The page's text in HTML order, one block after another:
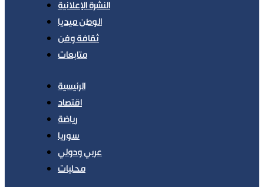
النشرة الإعلانية
الوطن ميديا
ثقافة وفن
متابعات
الرئيسية
اقتصاد
رياضة
سوريا
عربي ودولي
محليات